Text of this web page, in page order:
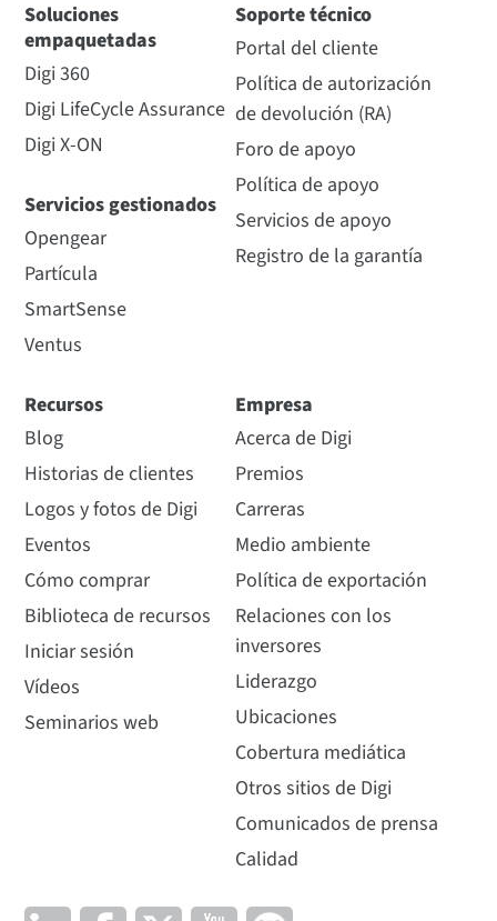
Soluciones
empaquetadas
Digi 360
Digi LifeCycle Assurance
Digi X-ON
Servicios gestionados
Opengear
Partícula
SmartSense
Ventus
Soporte técnico
Portal del cliente
Política de autorización
de devolución (RA)
Foro de apoyo
Política de apoyo
Servicios de apoyo
Registro de la garantía
Recursos
Blog
Historias de clientes
Logos y fotos de Digi
Eventos
Cómo comprar
Biblioteca de recursos
Iniciar sesión
Vídeos
Seminarios web
Empresa
Acerca de Digi
Premios
Carreras
Medio ambiente
Política de exportación
Relaciones con los
inversores
Liderazgo
Ubicaciones
Cobertura mediática
Otros sitios de Digi
Comunicados de prensa
Calidad